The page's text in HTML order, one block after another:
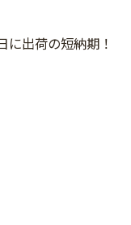
に出荷の短納期！